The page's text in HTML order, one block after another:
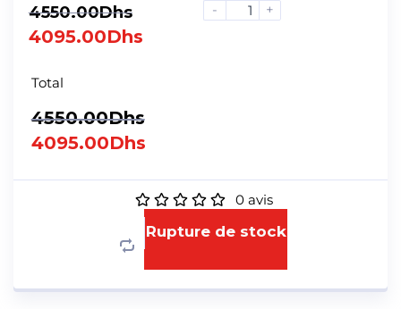
4550.00Dhs
4095.00Dhs
-
+
Total
4550.00Dhs
4095.00Dhs
0avis
Rupture de stock